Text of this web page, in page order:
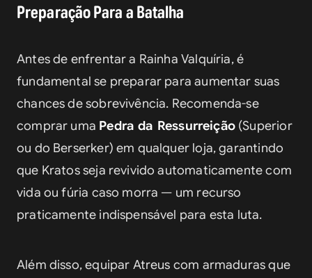
Preparação Para a Batalha
Antes de enfrentar a Rainha Valquíria, é
fundamental se preparar para aumentar suas
chances de sobrevivência. Recomenda-se
comprar uma Pedra da Ressurreição (Superior
ou do Berserker) em qualquer loja, garantindo
que Kratos seja revivido automaticamente com
vida ou fúria caso morra — um recurso
praticamente indispensável para esta luta.
Além disso, equipar Atreus com armaduras que